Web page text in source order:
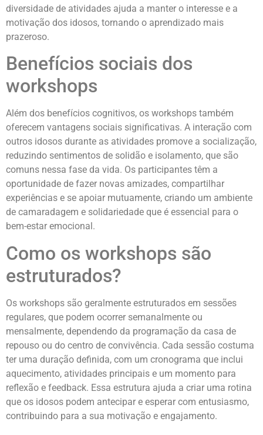
diversidade de atividades ajuda a manter o interesse e a
motivação dos idosos, tornando o aprendizado mais
prazeroso.
Benefícios sociais dos
workshops
Além dos benefícios cognitivos, os workshops também
oferecem vantagens sociais significativas. A interação com
outros idosos durante as atividades promove a socialização,
reduzindo sentimentos de solidão e isolamento, que são
comuns nessa fase da vida. Os participantes têm a
oportunidade de fazer novas amizades, compartilhar
experiências e se apoiar mutuamente, criando um ambiente
de camaradagem e solidariedade que é essencial para o
bem-estar emocional.
Como os workshops são
estruturados?
Os workshops são geralmente estruturados em sessões
regulares, que podem ocorrer semanalmente ou
mensalmente, dependendo da programação da casa de
repouso ou do centro de convivência. Cada sessão costuma
ter uma duração definida, com um cronograma que inclui
aquecimento, atividades principais e um momento para
reflexão e feedback. Essa estrutura ajuda a criar uma rotina
que os idosos podem antecipar e esperar com entusiasmo,
contribuindo para a sua motivação e engajamento.